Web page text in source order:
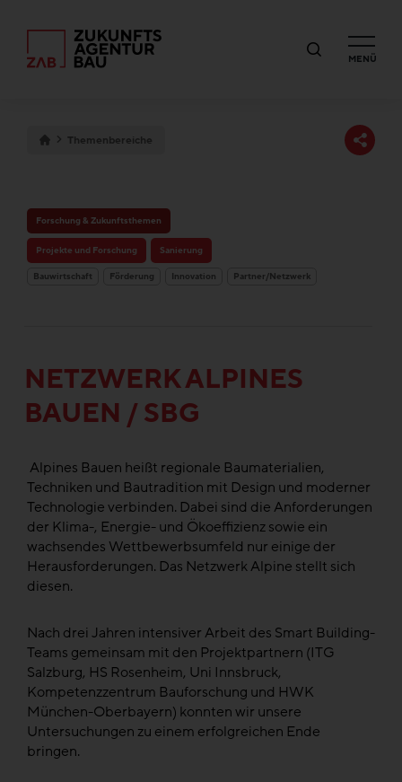
MENÜ
Themenbereiche
Forschung & Zukunftsthemen
Projekte und Forschung Sanierung
Bauwirtschaft Förderung Innovation Partner/Netzwerk
NETZWERK ALPINES
BAUEN / SBG
Alpines Bauen heißt regionale Baumaterialien,
Techniken und Bautradition mit Design und moderner
Technologie verbinden. Dabei sind die Anforderungen
der Klima-, Energie- und Ökoeffizienz sowie ein
wachsendes Wettbewerbsumfeld nur einige der
Herausforderungen. Das Netzwerk Alpine stellt sich
diesen.
Nach drei Jahren intensiver Arbeit des Smart Building-
Teams gemeinsam mit den Projektpartnern (ITG
Salzburg, HS Rosenheim, Uni Innsbruck,
Kompetenzzentrum Bauforschung und HWK
München-Oberbayern) konnten wir unsere
Untersuchungen zu einem erfolgreichen Ende
bringen.